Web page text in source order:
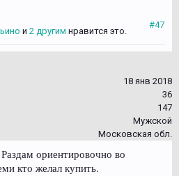
#47
и 2 другим нравится это.
18 янв 2018
36
147
Мужской
Московская обл.
ориентировочно во
кто желал купить.